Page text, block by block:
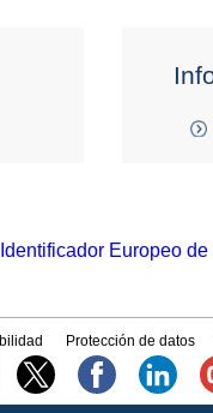
Identificador Europeo
Protección de datos